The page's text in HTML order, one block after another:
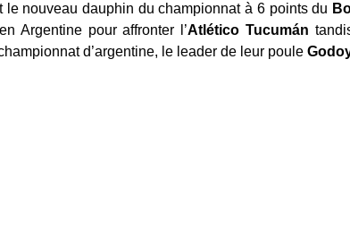
le nouveau dauphin du championnat à 6 points du
Argentine pour affronter l’Atlético Tucumán
d’argentine, le leader de leur poule